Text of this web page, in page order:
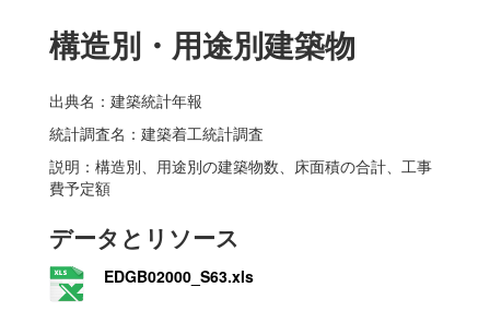
構造別・用途別建築物
出典名：建築統計年報
統計調査名：建築着工統計調査
説明：構造別、用途別の建築物数、床面積の合計、工事
費予定額
データとリソース
EDGB02000_S63.xls